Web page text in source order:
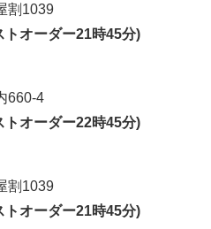
割1039
トオーダー21時45分)
660-4
トオーダー22時45分)
割1039
トオーダー21時45分)